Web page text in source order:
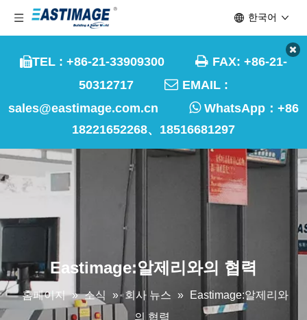
TEL : +86-21-33909300  FAX: +86-21-
50312717  EMAIL :
sales@eastimage.com.cn
WhatsApp： +86
18221652268、18516681297
한국어
Eastimage:알제리와의 협력
홈페이지 » 소식 » 회사 뉴스 »
Eastimage:알제리와
의 협력